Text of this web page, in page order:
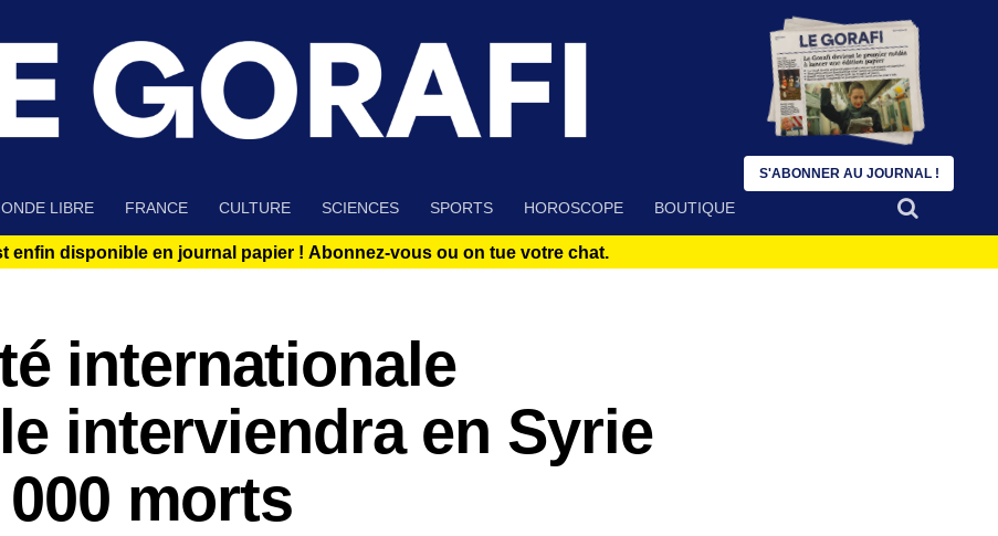
LIBRE FRANCE CULTURE SCIENCES SPORTS HOROSCOPE BOUTIQUE
enfin disponible en journal papier ! Abonnez-vous ou on tue votre chat.
internationale
interviendra en Syrie
morts
S'ABONNER AU JOURNAL !